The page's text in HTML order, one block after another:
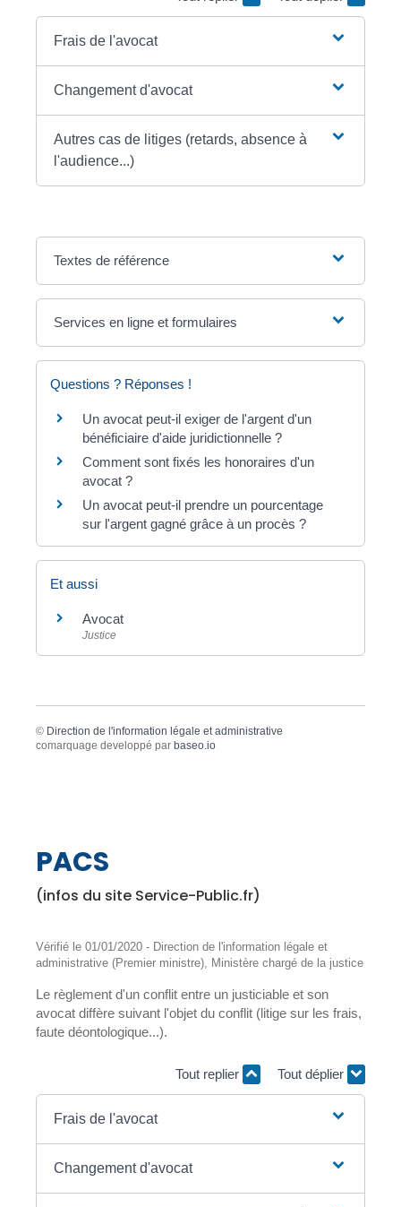
Frais de l'avocat
Changement d'avocat
Autres cas de litiges (retards, absence à
l'audience...)
Textes de référence
Services en ligne et formulaires
Questions ? Réponses !
Un avocat peut-il exiger de l'argent d'un
bénéficiaire d'aide juridictionnelle ?
Comment sont fixés les honoraires d'un
avocat ?
Un avocat peut-il prendre un pourcentage
sur l'argent gagné grâce à un procès ?
Et aussi
Avocat
Justice
© Direction de l'information légale et administrative
comarquage developpé par baseo.io
PACS
(infos du site Service-Public.fr)
Vérifié le 01/01/2020 - Direction de l'information légale et
administrative (Premier ministre), Ministère chargé de la justice
Le règlement d'un conflit entre un justiciable et son
avocat diffère suivant l'objet du conflit (litige sur les frais,
faute déontologique...).
Tout replier Tout déplier
Frais de l'avocat
Changement d'avocat